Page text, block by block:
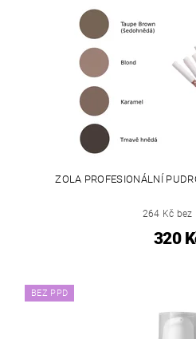
ZOLA PROFESIONÁLNÍ
264 Kč bez
320
BEZ PPD